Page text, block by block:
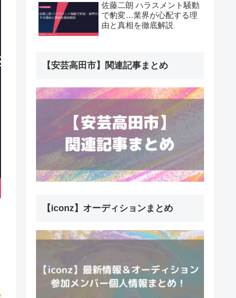
佐藤二朗 ハラスメント騒動
で豹変…業界が心配する理
由と真相を徹底解説
【安芸高田市】関連記事まとめ
【iconz】オーディションまとめ